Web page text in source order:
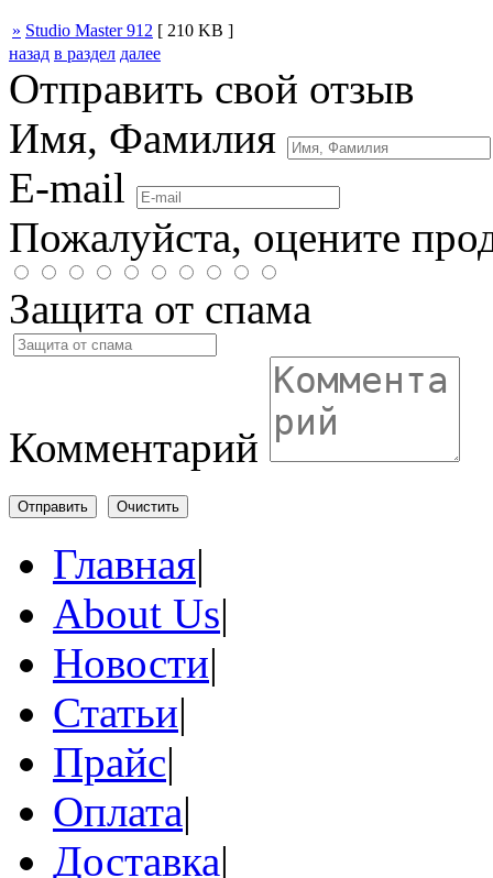
» Studio Master 912 [ 210 KB ]
назад в раздел далее
Отправить свой отзыв
Имя, Фамилия
E-mail
Пожалуйста, оцените
Защита от спама
Комментарий
Отправить Очистить
Главная|
About Us|
Новости|
Статьи|
Прайс|
Оплата|
Доставка|